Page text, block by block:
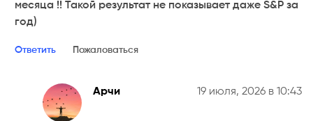
месяца !! Такой результат не показывает даже S&P за
год)
Ответить Пожаловаться
Арчи 19 июля, 2026 в 10:43